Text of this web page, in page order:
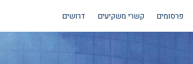
פרסומים קשרי משקיעים דרושים